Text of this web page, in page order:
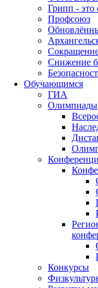
Грипп - это
Профсоюз
Снижение
Обучающимся
ГИА
Олимпиады
Конкурсы